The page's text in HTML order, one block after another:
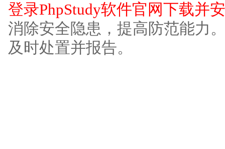
登录PhpStudy软件官网下载并
消除安全隐患，提高防范能力
及时处置并报告。